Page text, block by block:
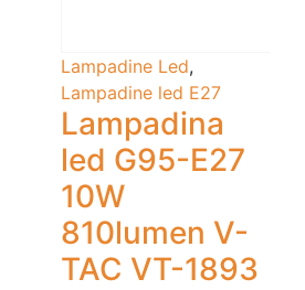
Lampadine Led,
Lampadine led E27
Lampadina
led G95-E27
10W
810lumen V-
TAC VT-1893